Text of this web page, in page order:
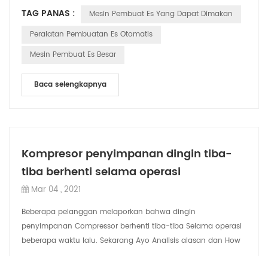
TAG PANAS :
Mesin Pembuat Es Yang Dapat Dimakan
Peralatan Pembuatan Es Otomatis
Mesin Pembuat Es Besar
Baca selengkapnya
Kompresor penyimpanan dingin tiba-
tiba berhenti selama operasi
Mar 04 , 2021
Beberapa pelanggan melaporkan bahwa dingin
penyimpanan Compressor berhenti tiba-tiba Selama operasi
beberapa waktu lalu. Sekarang Ayo Analisis alasan dan How